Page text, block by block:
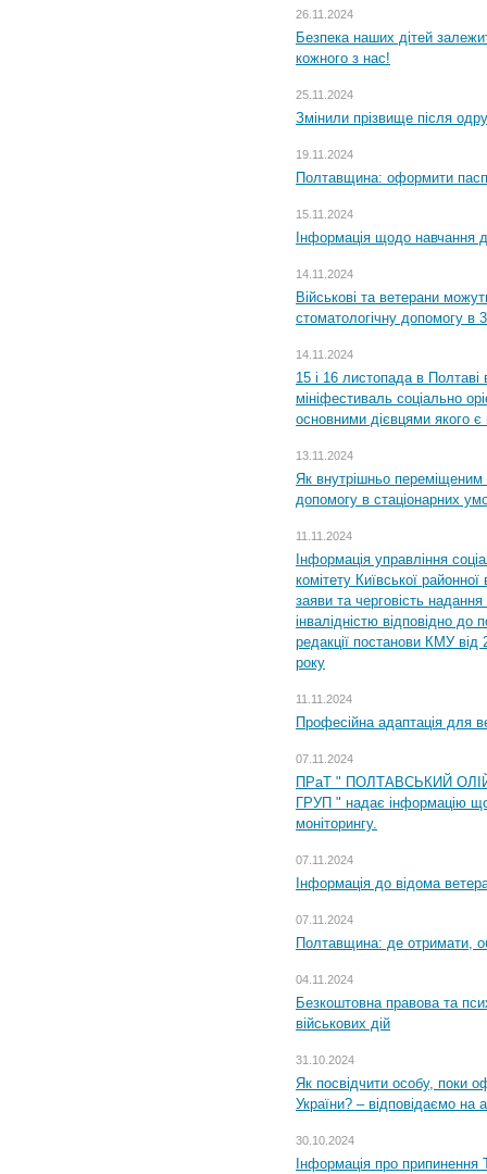
26.11.2024
Безпека наших дітей
кожного з нас!
25.11.2024
Змінили прізвище після
19.11.2024
Полтавщина: оформити
15.11.2024
Інформація щодо навчання
14.11.2024
Військові та ветерани
стоматологічну допомогу в
14.11.2024
15 і 16 листопада в
мініфестиваль соціально
основними дієвцями якого є
13.11.2024
Як внутрішньо переміщеним
допомогу в стаціонарних
11.11.2024
Інформація управління
комітету Київської
заяви та черговість надання
інвалідністю відповідно
редакції постанови КМУ
року
11.11.2024
Професійна адаптація для
07.11.2024
ПРаТ " ПОЛТАВСЬКИЙ
ГРУП " надає інформацію
моніторингу.
07.11.2024
Інформація до відома
07.11.2024
Полтавщина: де отримати,
04.11.2024
Безкоштовна правова та
військових дій
31.10.2024
Як посвідчити особу, поки
України? – відповідаємо на
30.10.2024
Інформація про припинення